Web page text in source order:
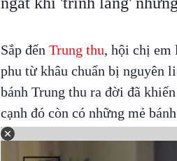
Sắp đến Trung thu, hội chị em
phu từ khâu chuẩn bị nguyên
bánh Trung thu ra đời đã
cạnh đó còn có những mẻ